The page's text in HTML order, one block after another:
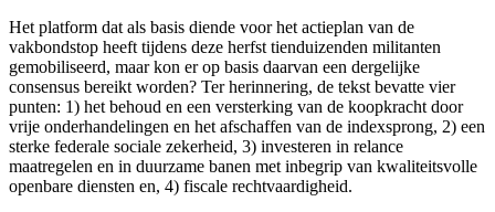
Het platform dat als basis diende voor het actieplan van de
vakbondstop heeft tijdens deze herfst tienduizenden militanten
gemobiliseerd, maar kon er op basis daarvan een dergelijke
consensus bereikt worden? Ter herinnering, de tekst bevatte vier
punten: 1) het behoud en een versterking van de koopkracht door
vrije onderhandelingen en het afschaffen van de indexsprong, 2) een
sterke federale sociale zekerheid, 3) investeren in relance
maatregelen en in duurzame banen met inbegrip van kwaliteitsvolle
openbare diensten en, 4) fiscale rechtvaardigheid.